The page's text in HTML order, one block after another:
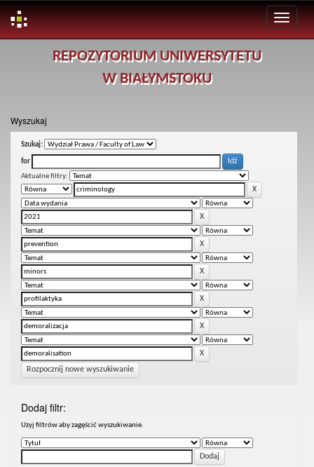
REPOZYTORIUM UNIWERSYTETU
W BIAŁYMSTOKU
Wyszukaj
Szukaj:
for
Aktualne filtry:
Rozpocznij nowe wyszukiwanie
Dodaj filtr:
Uzyj filtrów aby zagęścić wyszukiwanie.